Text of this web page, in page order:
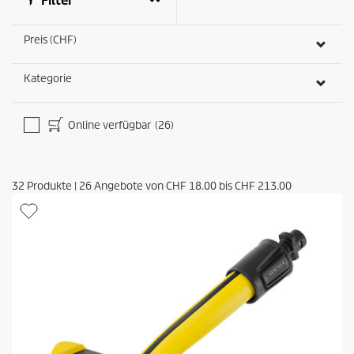
Preis (CHF)
Kategorie
Online verfügbar (26)
32 Produkte | 26Angebote vonCHF 18.00 bisCHF 213.00